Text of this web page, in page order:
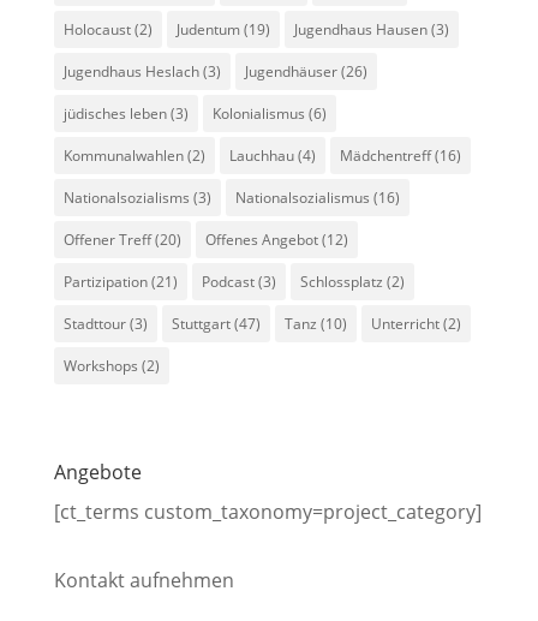
Holocaust(2) Judentum(19) Jugendhaus Hausen(3)
Jugendhaus Heslach(3) Jugendhäuser(26)
jüdisches leben(3) Kolonialismus (6)
Kommunalwahlen(2) Lauchhau(4) Mädchentreff(16)
Nationalsozialisms (3) Nationalsozialismus (16)
Offener Treff(20) Offenes Angebot(12)
Partizipation(21) Podcast(3) Schlossplatz (2)
Stadttour(3) Stuttgart(47) Tanz (10) Unterricht(2)
Workshops (2)
Angebote
[ct_terms custom_taxonomy=project_category]
Kontakt aufnehmen